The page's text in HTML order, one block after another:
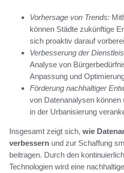
Vorhersage von Trends:
können Städte zukünftige
sich proaktiv darauf
Verbesserung der
Analyse von
Anpassung und
Förderung nachhaltiger
von Datenanalysen
in der Urbanisierung
Insgesamt zeigt sich, wie
verbessern und zur Schaffung
beitragen. Durch den
Technologien wird eine